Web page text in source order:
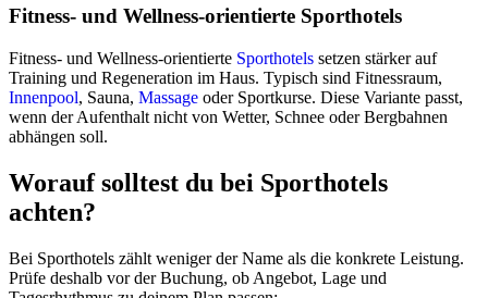
Fitness- und Wellness-orientierte Sporthotels
Fitness- und Wellness-orientierte Sporthotels setzen stärker auf
Training und Regeneration im Haus. Typisch sind Fitnessraum,
Innenpool, Sauna, Massage oder Sportkurse. Diese Variante passt,
wenn der Aufenthalt nicht von Wetter, Schnee oder Bergbahnen
abhängen soll.
Worauf solltest du bei Sporthotels
achten?
Bei Sporthotels zählt weniger der Name als die konkrete Leistung.
Prüfe deshalb vor der Buchung, ob Angebot, Lage und